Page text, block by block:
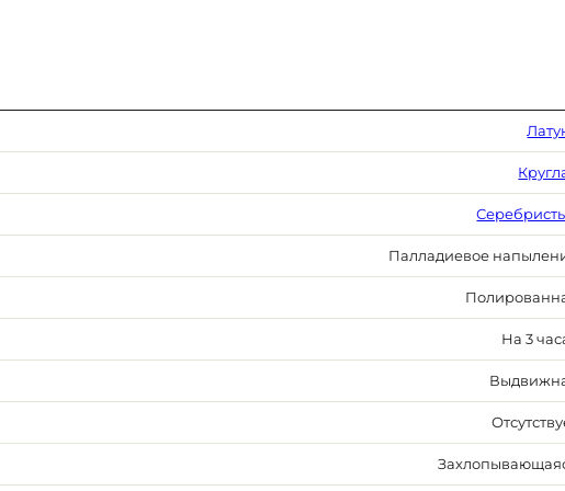
Палладиевое
На 3